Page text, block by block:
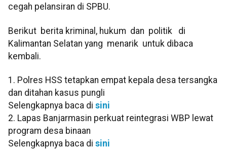
cegah pelansiran di SPBU.
Berikut berita kriminal, hukum dan politik di
Kalimantan Selatan yang menarik untuk dibaca
kembali.
1. Polres HSS tetapkan empat kepala desa tersangka
dan ditahan kasus pungli
Selengkapnya baca di sini
2. Lapas Banjarmasin perkuat reintegrasi WBP lewat
program desa binaan
Selengkapnya baca di sini